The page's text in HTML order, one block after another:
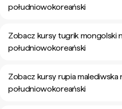
południowokoreański
Zobacz kursy tugrik mongolski
południowokoreański
Zobacz kursy rupia malediwska
południowokoreański